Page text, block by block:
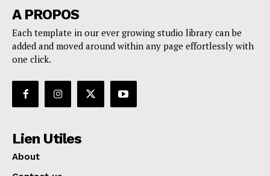
A PROPOS
Each template in our ever growing studio library can be
added and moved around within any page effortlessly with
one click.
Lien Utiles
About